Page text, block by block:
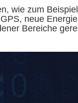
wie zum
neue
Bereiche